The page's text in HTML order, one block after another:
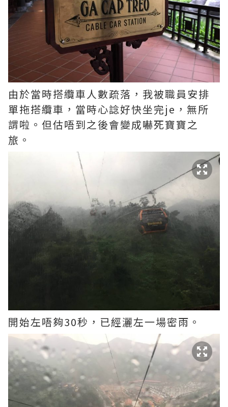
由於當時搭纜車人數疏落，我被職員安排
單拖搭纜車，當時心諗好快坐完je，無所
謂啦。但估唔到之後會變成嚇死寶寶之
旅。
開始左唔夠30秒，已經灑左一場密雨。